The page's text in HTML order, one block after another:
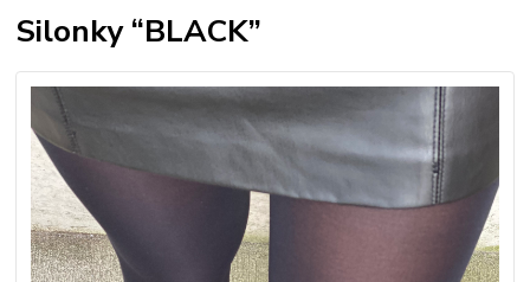
Silonky “BLACK”